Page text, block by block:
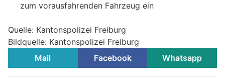
zum vorausfahrenden Fahrzeug ein
Quelle: Kantonspolizei Freiburg
Bildquelle: Kantonspolizei Freiburg
Mail
Facebook Whatsapp